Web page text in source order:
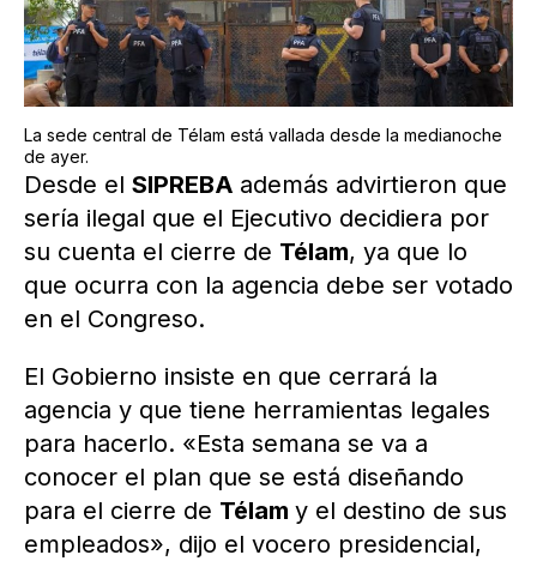
La sede central de Télam está vallada desde la medianoche
de ayer.
Desde el SIPREBA además advirtieron que
sería ilegal que el Ejecutivo decidiera por
su cuenta el cierre de Télam, ya que lo
que ocurra con la agencia debe ser votado
en el Congreso.
El Gobierno insiste en que cerrará la
agencia y que tiene herramientas legales
para hacerlo. «Esta semana se va a
conocer el plan que se está diseñando
para el cierre de Télam y el destino de sus
empleados», dijo el vocero presidencial,